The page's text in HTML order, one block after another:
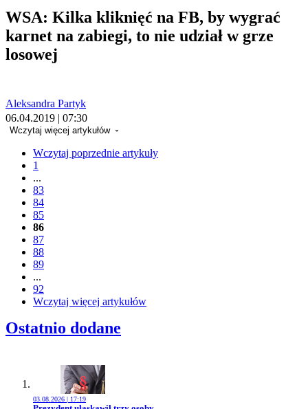
WSA: Kilka kliknięć na FB, by wygrać
karnet na zabiegi, to nie udział w grze
losowej
Aleksandra Partyk
06.04.2019 | 07:30
Wczytaj więcej artykułów
Wczytaj poprzednie artykuły
1
...
83
84
85
86
87
88
89
...
92
Wczytaj więcej artykułów
Ostatnio dodane
03.08.2026 | 17:19